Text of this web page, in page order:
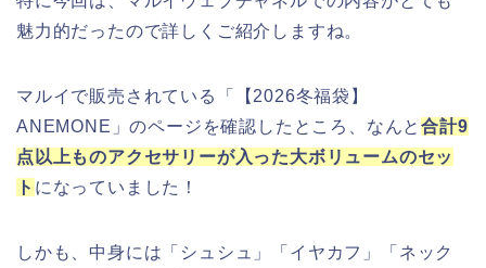
魅力的だったので詳しくご紹介しますね。
マルイで販売されている「【2026冬福袋】
ANEMONE」のページを確認したところ、なんと合計9
点以上ものアクセサリーが入った大ボリュームのセッ
ト になっていました！
しかも、中身には「シュシュ」「イヤカフ」「ネック